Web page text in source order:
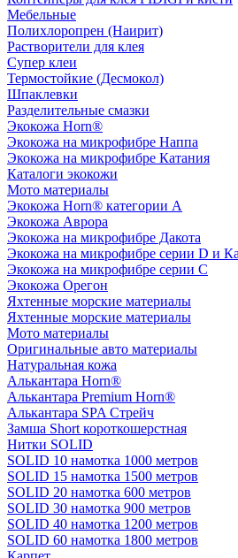
Мебельные
Полихлоропрен (Наирит)
Растворители для клея
Супер клеи
Термостойкие (Десмокол)
Шпаклевки
Разделительные смазки
Экокожа Horn®
Экокожа на микрофибре Наппа
Экокожа на микрофибре Катания
Каталоги экокожи
Мото материалы
Экокожа Horn® категории A
Экокожа Аврора
Экокожа на микрофибре Дакота
Экокожа на микрофибре серии D и
Экокожа на микрофибре серии С
Экокожа Орегон
Яхтенные морские материалы
Яхтенные морские материалы
Мото материалы
Оригинальные авто материалы
Натуральная кожа
Алькантара Horn®
Алькантара Premium Horn®
Алькантара SPA Стрейч
Замша Short короткошерстная
Нитки SOLID
SOLID 10 намотка 1000 метров
SOLID 15 намотка 1500 метров
SOLID 20 намотка 600 метров
SOLID 30 намотка 900 метров
SOLID 40 намотка 1200 метров
SOLID 60 намотка 1800 метров